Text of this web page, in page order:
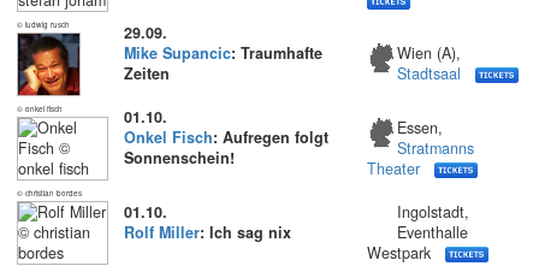
© ludwig rusch
29.09.
Mike Supancic: Traumhafte
Zeiten
Wien (A),
Stadtsaal
© onkel fisch
01.10.
Onkel Fisch: Aufregen folgt
Sonnenschein!
Essen,
Stratmanns
Theater
© christian bordes
01.10.
Rolf Miller: Ich sag nix
Ingolstadt,
Eventhalle
Westpark